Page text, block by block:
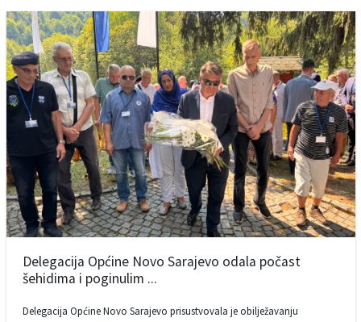
Delegacija Općine Novo Sarajevo odala počast
šehidima i poginulim ...
Delegacija Općine Novo Sarajevo prisustvovala je obilježavanju